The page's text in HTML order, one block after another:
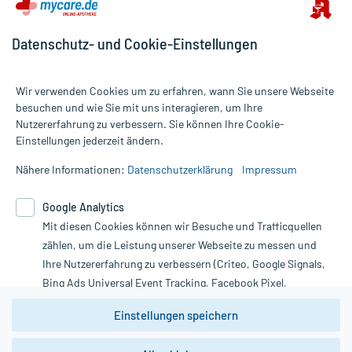
Alle Preise gelten inkl. MwSt., ggf. zzgl. Versandkosten
Informationen auf dieser Website werden ausschließlich für
die Untersuchung und Behandlung durch einen Arzt. Bitte
Therapien eingeleitet werden können. | Diese Webseite benutzt
Google Analytics. Lesen Sie bitte dazu die wichtigen Hinweise in
unserer Datenschutzerklärung. Für den Widerruf einer Bestellung
nutzen Sie das Formular:
Vertrag widerrufen
Datenschutz- und Cookie-Einstellungen
Wir verwenden Cookies um zu erfahren, wann Sie unsere Webseite
besuchen und wie Sie mit uns interagieren, um Ihre
Nutzererfahrung zu verbessern. Sie können Ihre Cookie-
Einstellungen jederzeit ändern.
Nähere Informationen: Datenschutzerklärung Impressum
Google Analytics
Mit diesen Cookies können wir Besuche und Trafficquellen
zählen, um die Leistung unserer Webseite zu messen und
Ihre Nutzererfahrung zu verbessern (Criteo, Google Signals,
Bing Ads Universal Event Tracking, Facebook Pixel,
Youtube-Social Plugin).
Wir weisen darauf hin, dass die
Einstellungen speichern